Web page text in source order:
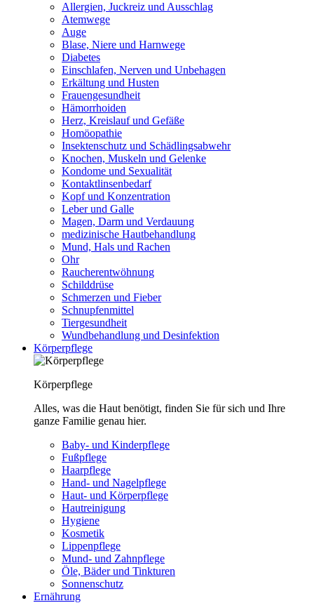
Allergien, Juckreiz und Ausschlag
Atemwege
Auge
Blase, Niere und Harnwege
Diabetes
Einschlafen, Nerven und Unbehagen
Erkältung und Husten
Frauengesundheit
Hämorrhoiden
Herz, Kreislauf und Gefäße
Homöopathie
Insektenschutz und Schädlingsabwehr
Knochen, Muskeln und Gelenke
Kondome und Sexualität
Kontaktlinsenbedarf
Kopf und Konzentration
Leber und Galle
Magen, Darm und Verdauung
medizinische Hautbehandlung
Mund, Hals und Rachen
Ohr
Raucherentwöhnung
Schilddrüse
Schmerzen und Fieber
Schnupfenmittel
Tiergesundheit
Wundbehandlung und Desinfektion
Körperpflege
Körperpflege
Alles, was die Haut benötigt, finden Sie für sich und Ihre
ganze Familie genau hier.
Baby- und Kinderpflege
Fußpflege
Haarpflege
Hand- und Nagelpflege
Haut- und Körperpflege
Hautreinigung
Hygiene
Kosmetik
Lippenpflege
Mund- und Zahnpflege
Öle, Bäder und Tinkturen
Sonnenschutz
Ernährung